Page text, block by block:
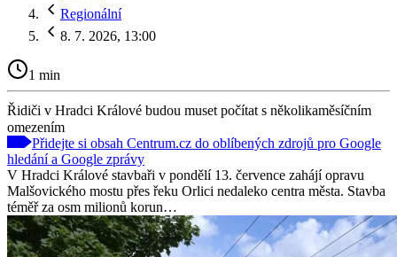
Regionální
8. 7. 2026, 13:00
1 min
Řidiči v Hradci Králové budou muset počítat s několikaměsíčním
omezením
Přidejte si obsah Centrum.cz do oblíbených zdrojů pro Google
hledání a Google zprávy
V Hradci Králové stavbaři v pondělí 13. července zahájí opravu
Malšovického mostu přes řeku Orlici nedaleko centra města. Stavba
téměř za osm milionů korun…